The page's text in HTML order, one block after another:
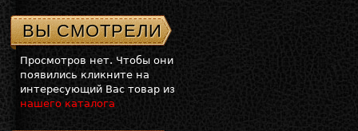
ВЫ СМОТРЕЛИ
Просмотров нет. Чтобы они
появились кликните на
интересующий Вас товар из
нашего каталога